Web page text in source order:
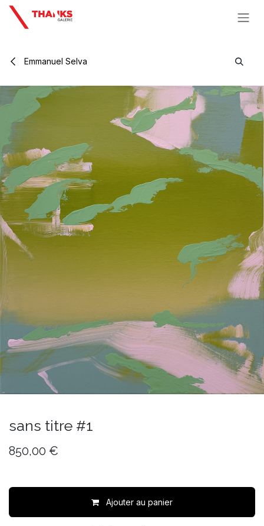
Se rendre au contenu
Emmanuel Selva
sans titre #1
850,00 €
Ajouter au panier